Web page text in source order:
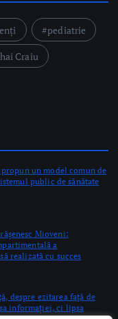
Craiu
un model comun de
public de sănătate